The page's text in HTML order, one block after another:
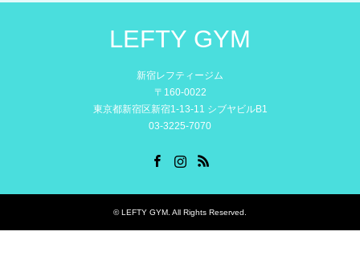
LEFTY GYM
新宿レフティージム
〒160-0022
東京都新宿区新宿1-13-11 シブヤビルB1
03-3225-7070
©LEFTY GYM . All Rights Reserved.